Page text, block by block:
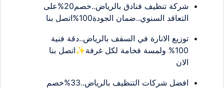
شركة تنظيف فنادق بالرياض..خصم20%على
التعاقد السنوي..ضمان الجودة100%اتصل بنا
توزيع الانارة في السقف بالرياض..دقة فنية
100% ولمسة فخامة لكل غرفة✨اتصل بنا
الان
افضل شركات التنظيف بالرياض..33%خصم